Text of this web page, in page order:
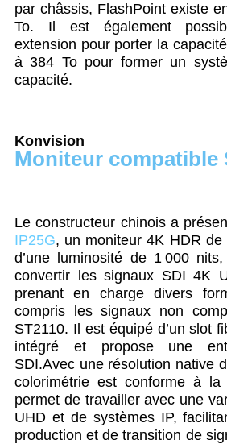
par châssis, FlashPoint existe
To. Il est également
extension pour porter la
à 384 To pour former un
capacité.
Konvision
Moniteur compatible
Le constructeur chinois a
IP25G, un moniteur 4K HDR
d’une luminosité de 1 000
convertir les signaux SDI 4K
prenant en charge divers
compris les signaux non
ST2110. Il est équipé d’un slot
intégré et propose une
SDI.Avec une résolution native
colorimétrie est conforme à
permet de travailler avec une
UHD et de systèmes IP,
production et de transition de